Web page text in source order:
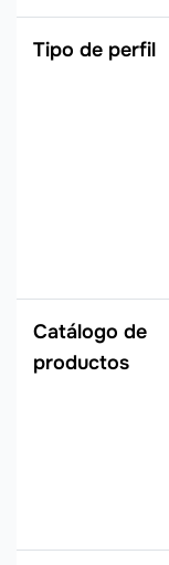
Tipo de perfil
Catálogo de
productos